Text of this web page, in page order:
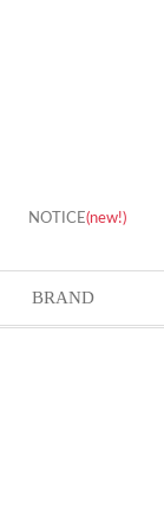
NOTICE(new!)
BRAND